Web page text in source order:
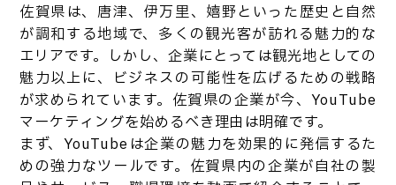
佐賀県は、唐津、伊万里、嬉野といった歴史と自然
が調和する地域で、多くの観光客が訪れる魅力的な
エリアです。しかし、企業にとっては観光地としての
魅力以上に、ビジネスの可能性を広げるための戦略
が求められています。佐賀県の企業が今、YouTube
マーケティングを始めるべき理由は明確です。
まず、YouTubeは企業の魅力を効果的に発信するた
めの強力なツールです。佐賀県内の企業が自社の製